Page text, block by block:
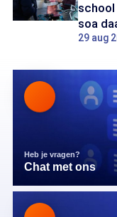
school
soa
29 aug
Heb je vragen?
Chat met ons